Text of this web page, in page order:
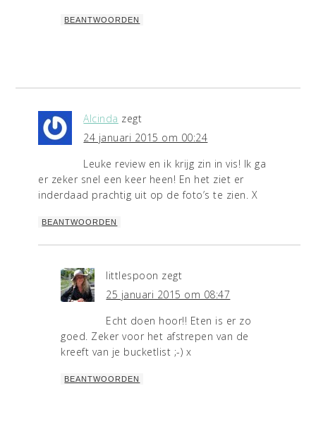
BEANTWOORDEN
Alcinda zegt
24 januari 2015 om 00:24
Leuke review en ik krijg zin in vis! Ik ga
er zeker snel een keer heen! En het ziet er
inderdaad prachtig uit op de foto’s te zien. X
BEANTWOORDEN
littlespoon zegt
25 januari 2015 om 08:47
Echt doen hoor!! Eten is er zo
goed. Zeker voor het afstrepen van de
kreeft van je bucketlist ;-) x
BEANTWOORDEN